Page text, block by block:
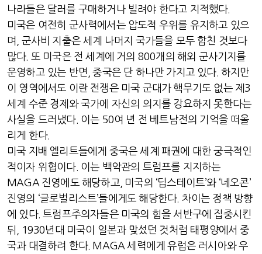
나라들은 달러를 구매하거나 빌려야 한다고 지적했다.
미국은 여전히 군사력에서는 압도적 우위를 유지하고 있으
며
군사비 지출은 세계 나머지 국가들을 모두 합친 것보다
많다. 또 미국은 전 세계에 거의 800개의 해외 군사기지를
운영하고 있는 반면 ,중국은 단 하나만 가지고 있다. 하지만
이 영역에서도 이란 전쟁은 미국 군대가 핵무기도 없는 제 3
세계 수준 경제와 국가에 자신의 의지를 강요하지 못한다는
사실을 드러냈다. 이는 50여 년 전 베트남전의 기억을 떠올
리게 한다.
미국 지배 엘리트들에게 중국은 세계 패권에 대한 궁극적인
적이자 위협이다. 이는 백악관의 트럼프를 지지하는
MAGA 진영에도 해당하고, 미국의 ‘딥스테이트’와 ‘네오콘’
진영의 ‘글로벌리스트’들에게도 해당한다. 차이는 정책 방향
에 있다.트럼프주의자들은 미국의 힘을 서반구에 집중시킨
뒤
, 1930년대 미국이 일본과 맞섰던 것처럼 태평양에서 중
국과 대결하려 한다. MAGA세력에게 유럽은 러시아와 우